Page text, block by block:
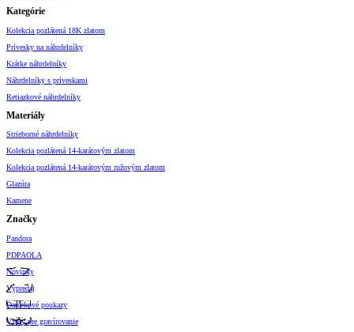
Kategórie
Kolekcia pozlátená 18K zlatom
Prívesky na náhrdelníky
Krátke náhrdelníky
Náhrdelníky s príveskami
Retiazkové náhrdelníky
Materiály
Strieborné náhrdelníky
Kolekcia pozlátená 14-karátovým zlatom
Kolekcia pozlátená 14-karátovým ružovým zlatom
Glazúra
Kamene
Značky
Pandora
PDPAOLA
Novinky
Výpredaj
Darčekové poukazy
Vzory pre gravírovanie